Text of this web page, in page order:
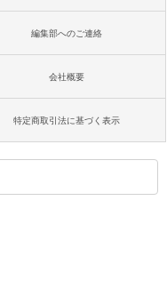
編集部へのご連絡
会社概要
特定商取引法に基づく表示